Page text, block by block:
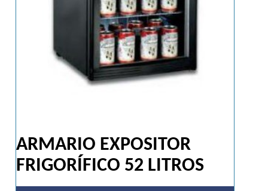
ARMARIO EXPOSITOR
FRIGORÍFICO 52 LITROS